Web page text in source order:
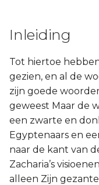
Judas
Openbaring
Inleiding
Tot hiertoe
gezien, en al de
zijn goede
geweest Maar de
een zwarte en
Egyptenaars en
naar de kant van
Zacharia’s
alleen Zijn